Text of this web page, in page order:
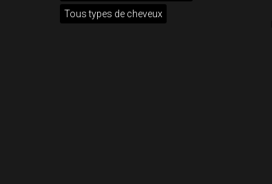
Tous types de cheveux